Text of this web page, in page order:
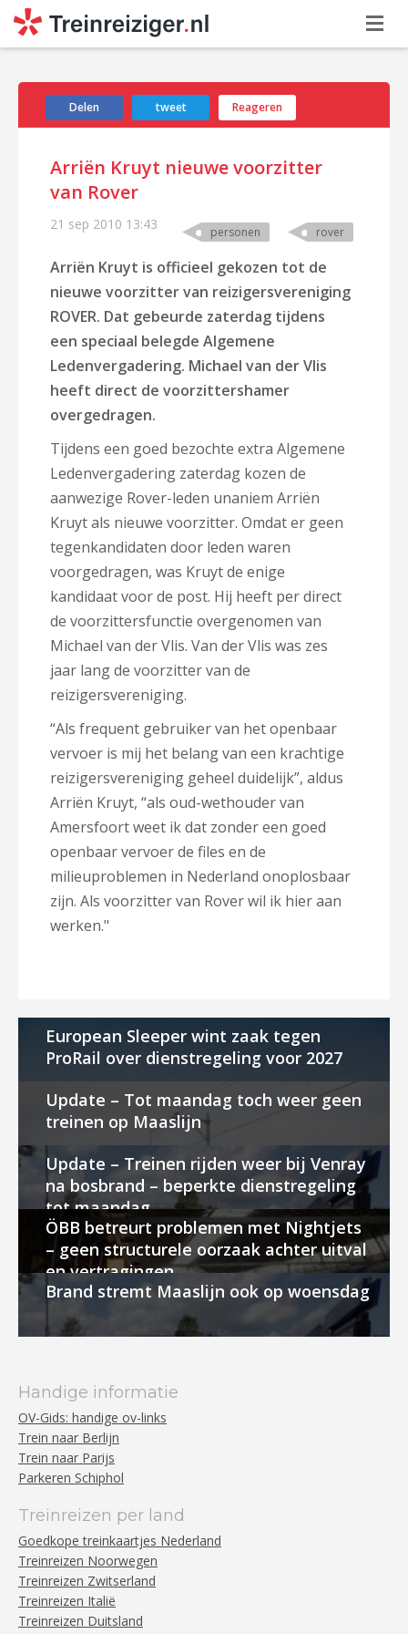
Delen tweet Reageren
Arriën Kruyt nieuwe voorzitter
van Rover
21 sep 2010 13:43 personen rover
Arriën Kruyt is officieel gekozen tot de
nieuwe voorzitter van reizigersvereniging
ROVER. Dat gebeurde zaterdag tijdens
een speciaal belegde Algemene
Ledenvergadering. Michael van der Vlis
heeft direct de voorzittershamer
overgedragen.
Tijdens een goed bezochte extra Algemene
Ledenvergadering zaterdag kozen de
aanwezige Rover-leden unaniem Arriën
Kruyt als nieuwe voorzitter. Omdat er geen
tegenkandidaten door leden waren
voorgedragen, was Kruyt de enige
kandidaat voor de post. Hij heeft per direct
de voorzittersfunctie overgenomen van
Michael van der Vlis. Van der Vlis was zes
jaar lang de voorzitter van de
reizigersvereniging.
“Als frequent gebruiker van het openbaar
vervoer is mij het belang van een krachtige
reizigersvereniging geheel duidelijk”, aldus
Arriën Kruyt, “als oud-wethouder van
Amersfoort weet ik dat zonder een goed
openbaar vervoer de files en de
milieuproblemen in Nederland onoplosbaar
zijn. Als voorzitter van Rover wil ik hier aan
werken."
European Sleeper wint zaak tegen
ProRail over dienstregeling voor 2027
Update – Tot maandag toch weer geen
treinen op Maaslijn
Update – Treinen rijden weer bij Venray
na bosbrand – beperkte dienstregeling
tot maandag
ÖBB betreurt problemen met Nightjets
– geen structurele oorzaak achter uitval
en vertragingen
Brand stremt Maaslijn ook op woensdag
Handige informatie
OV-Gids: handige ov-links
Trein naar Berlijn
Trein naar Parijs
Parkeren Schiphol
Treinreizen per land
Goedkope treinkaartjes Nederland
Treinreizen Noorwegen
Treinreizen Zwitserland
Treinreizen Italië
Treinreizen Duitsland